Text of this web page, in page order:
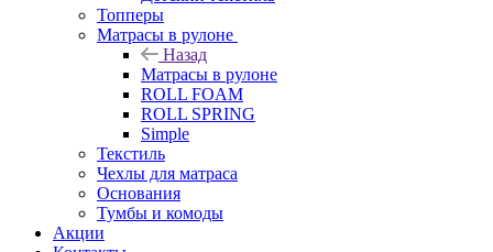
Топперы
Матрасы в рулоне
Назад
Матрасы в рулоне
ROLL FOAM
ROLL SPRING
Simple
Текстиль
Чехлы для матраса
Основания
Тумбы и комоды
Акции